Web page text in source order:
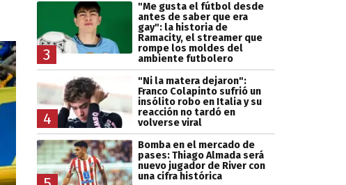
3
"Me gusta el fútbol desde
antes de saber que era
gay": la historia de
Ramacity, el streamer que
rompe los moldes del
ambiente futbolero
4
"Ni la matera dejaron":
Franco Colapinto sufrió un
insólito robo en Italia y su
reacción no tardó en
volverse viral
Bomba en el mercado de
pases: Thiago Almada será
nuevo jugador de River con
una cifra histórica